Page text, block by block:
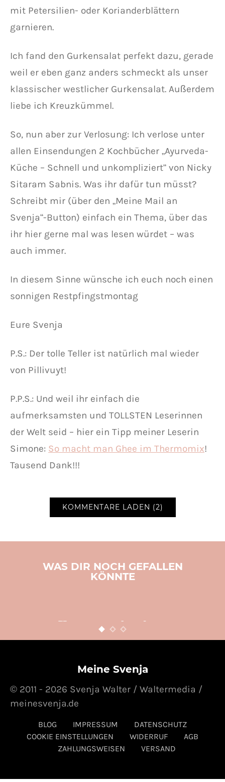
mit Petersilien- oder Korianderblättern
garnieren.
Ich fand den Gurkensalat perfekt dazu, gerade
weil er eben ganz anders schmeckt als unser
klassischer westlicher Gurkensalat. Außerdem
liebe ich Kreuzkümmel.
So, nun aber zur Verlosung: Ich verlose unter
allen Einsendungen 2 Kochbücher „Ayurveda-
Küche – Schnell und unkompliziert“ von Nicky
Sitaram Sabnis. Was ihr dafür tun müsst?
Schreibt mir (über den „Meine Mail an
Svenja“-Button) einfach ein Thema, über das
ihr hier gerne mal was lesen würdet – was
auch immer.
In diesem Sinne wünsche ich euch noch einen
sonnigen Restpfingstmontag
Eure Svenja
P.S.: Der tolle Teller ist natürlich mal wieder
von Pillivuyt!
P.P.S.: Und weil ihr einfach die
aufmerksamsten und TOLLSTEN Leserinnen
der Welt seid – hier ein Tipp meiner Leserin
Simone: So macht man Ghee im Thermomix!
Tausend Dank!!!
KOMMENTARE LADEN (2)
WAS DIR NOCH GEFALLEN
KÖNNTE
Ganz einfaches
Quarkbällchen Rezept
POSTED ON
Meine Svenja
BLOG IMPRESSUM
DATENSCHUTZ
COOKIE EINSTELLUNGEN
WIDERRUF
AGB
ZAHLUNGSWEISEN
VERSAND
© 2011 - 2026 Svenja Walter / Waltermedia /
meinesvenja.de